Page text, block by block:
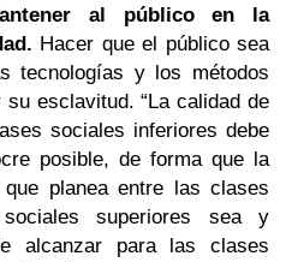
al público en la
Hacer que el público sea
tecnologías y los métodos
esclavitud. “La calidad de
sociales inferiores debe
posible, de forma que la
planea entre las clases
superiores sea y
alcanzar para las clases